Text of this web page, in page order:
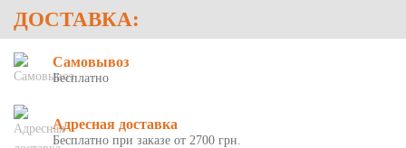
ДОСТАВКА:
Самовывоз
Бесплатно
Адресная доставка
Бесплатно при заказе от 2700 грн.